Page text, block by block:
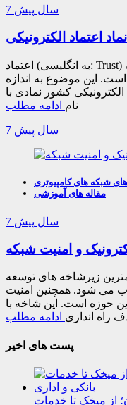
7 سال پیش
اعتماد الکترونیکی
اعتماد (به انگلیسی: Trust) یکی از مهمترین اصل ها در تجارت
این موضوع به اندازه
کشور نمادی با
نام ادامه مطلب
7 سال پیش
شبکه های کامپیوتری
مقاله های آموزشی
7 سال پیش
و امنیت شبکه
زیرشاخه های توسعه
می شود. همچنین امنیت
حوزه است. این شاخه با
راه اندازی ادامه مطلب
پست های اخیر
از میخک تا خدمات